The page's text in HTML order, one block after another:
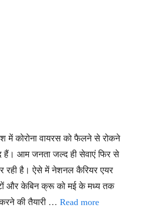
कोरोना वायरस को फैलने से रोकने
हैं। आम जनता जल्द ही सेवाएं फिर से
रही है। ऐसे में नेशनल कैरियर एयर
और केबिन क्रू को मई के मध्य तक
की तैयारी … Read more